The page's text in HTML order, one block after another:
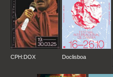
CPH:DOX Doclisboa